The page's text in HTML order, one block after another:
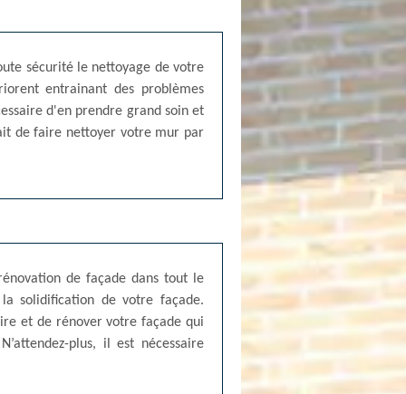
sécurité le nettoyage de votre
entrainant des problèmes
d'en prendre grand soin et
de faire nettoyer votre mur par
de façade dans tout le
solidification de votre façade.
et de rénover votre façade qui
plus, il est nécessaire